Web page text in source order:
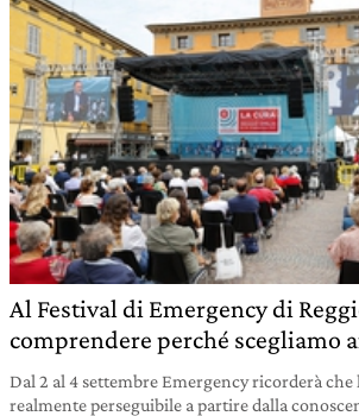
Al Festival di Emergency di
comprendere perché scegliamo
Dal 2 al 4 settembre Emergency ricorderà che
realmente perseguibile a partire dalla